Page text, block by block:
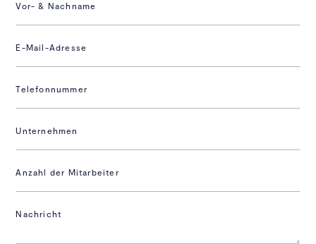
Vor- & Nachname
E-Mail-Adresse
Telefonnummer
Unternehmen
Anzahl der Mitarbeiter
Nachricht